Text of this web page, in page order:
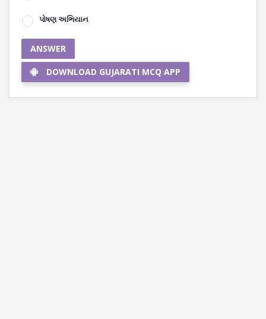
પોષણ અભિયાન
ANSWER
DOWNLOAD GUJARATI MCQ APP